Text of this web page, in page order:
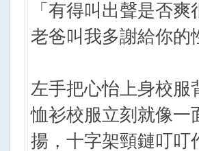
「有得叫出聲是否
老爸叫我多謝給你
左手把心怡上身校服
恤衫校服立刻就像一
揚，十字架頸鏈叮叮